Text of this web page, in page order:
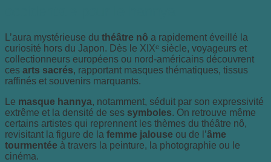
L’aura mystérieuse du théâtre nô a rapidement éveillé la
curiosité hors du Japon. Dès le XIXᵉ siècle, voyageurs et
collectionneurs européens ou nord-américains découvrent
ces arts sacrés, rapportant masques thématiques, tissus
raffinés et souvenirs marquants.
Le masque hannya, notamment, séduit par son expressivité
extrême et la densité de ses symboles. On retrouve même
certains artistes qui reprennent les thèmes du théâtre nô,
revisitant la figure de la femme jalouse ou de l’âme
tourmentée à travers la peinture, la photographie ou le
cinéma.